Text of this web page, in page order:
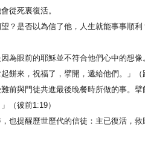
從死裏復活。
？是否以為信了他，人生就能事事順
為眼前的耶穌並不符合他們心中的想
餅來，祝福了，擘開，遞給他們。」
前與門徒共進最後晚餐時所做的事。
（彼前1:19）
也提醒歷世歷代的信徒：主已復活，